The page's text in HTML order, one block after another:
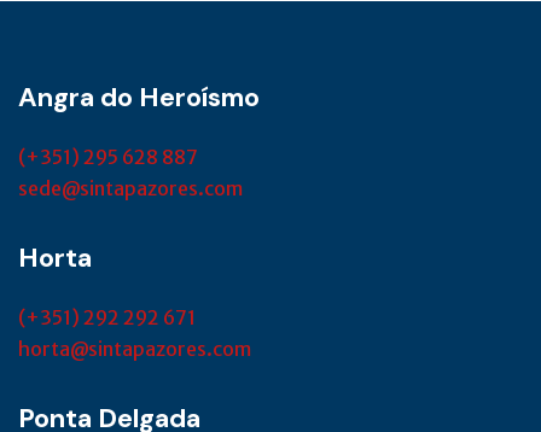
Angra do Heroísmo
(+351) 295 628 887
sede@sintapazores.com
Horta
(+351) 292 292 671
horta@sintapazores.com
Ponta Delgada